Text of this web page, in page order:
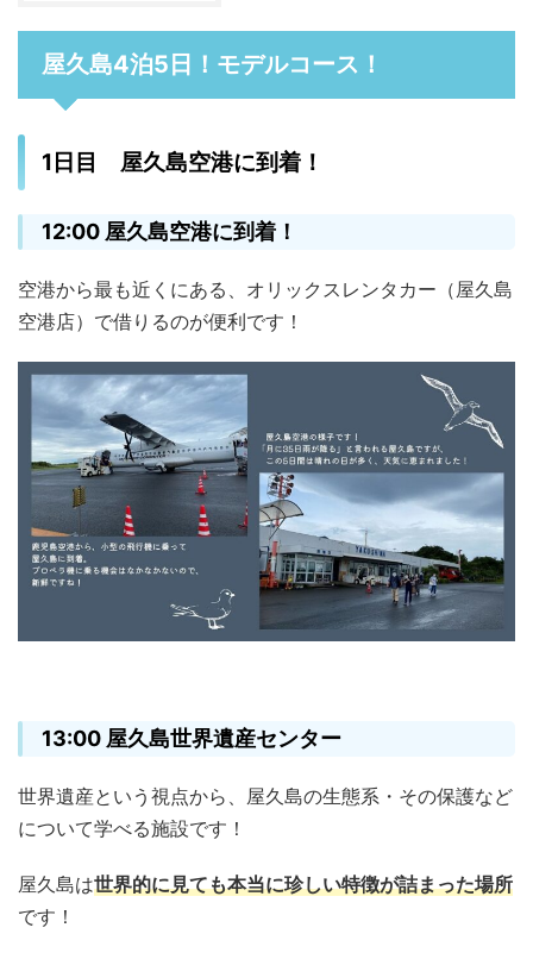
屋久島4泊5日！モデルコース！
1日目 屋久島空港に到着！
12:00 屋久島空港に到着！
空港から最も近くにある、オリックスレンタカー（屋久島
空港店）で借りるのが便利です！
13:00 屋久島世界遺産センター
世界遺産という視点から、屋久島の生態系・その保護など
について学べる施設です！
屋久島は世界的に見ても本当に珍しい特徴が詰まった場所
です！